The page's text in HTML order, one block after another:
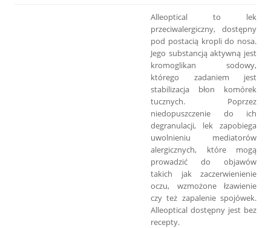
Alleoptical to lek
przeciwalergiczny, dostępny
pod postacią kropli do nosa.
Jego substancją aktywną jest
kromoglikan sodowy,
którego zadaniem jest
stabilizacja błon komórek
tucznych. Poprzez
niedopuszczenie do ich
degranulacji, lek zapobiega
uwolnieniu mediatorów
alergicznych, które mogą
prowadzić do objawów
takich jak zaczerwienienie
oczu, wzmożone łzawienie
czy też zapalenie spojówek.
Alleoptical dostępny jest bez
recepty.